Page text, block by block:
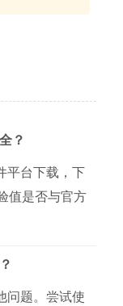
？
平台下载，下
值是否与官方
问题。尝试使